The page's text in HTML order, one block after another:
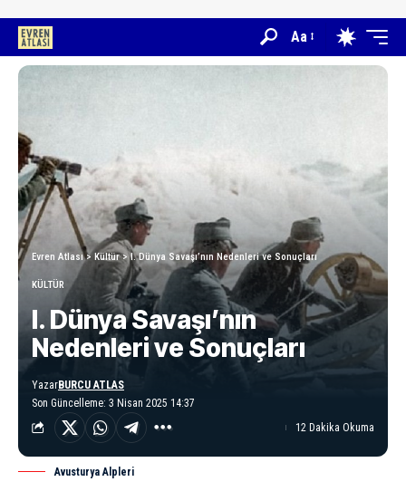
Aa
Evren Atlası> Kültür>I. Dünya Savaşı’nın Nedenleri ve Sonuçları
KÜLTÜR
I. Dünya Savaşı’nın
Nedenleri ve Sonuçları
Son Güncelleme: 3 Nisan 2025 14:37
YazarBURCU ATLAS
12 Dakika Okuma
Avusturya Alpleri